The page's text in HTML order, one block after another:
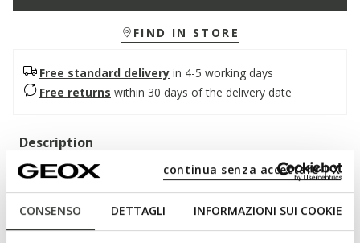
CONSENSO DETTAGLI INFORMAZIONI SUI COOKIE
continua senza accettare | X
FIND IN STORE
Free standard delivery in 4-5 working days
Free returns within 30 days of the delivery date
Description
A super-cushioned and breathable men's shoe, an authentic
blend of elegance and uncompromising comfort. In this
classic black version, it features a soft smooth leather upper
with a contemporary design. Walk Pleasure B is suitable for